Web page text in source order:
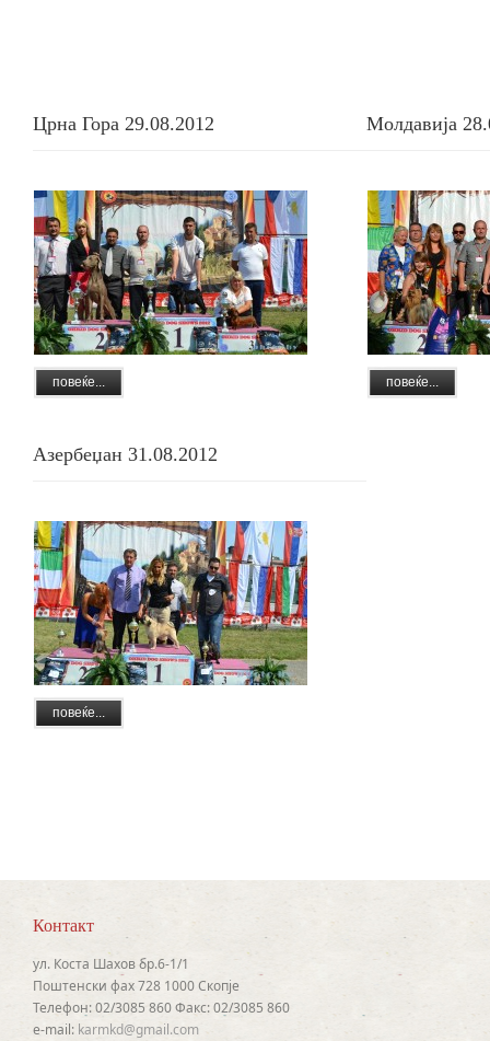
Црна Гора 29.08.2012
повеќе...
Молдавија
повеќе...
Азербеџан 31.08.2012
повеќе...
Контакт
ул. Коста Шахов бр.6-1/1
Поштенски фах 728 1000 Скопје
Телефон: 02/3085 860 Факс: 02/3085 860
e-mail: karmkd@gmail.com